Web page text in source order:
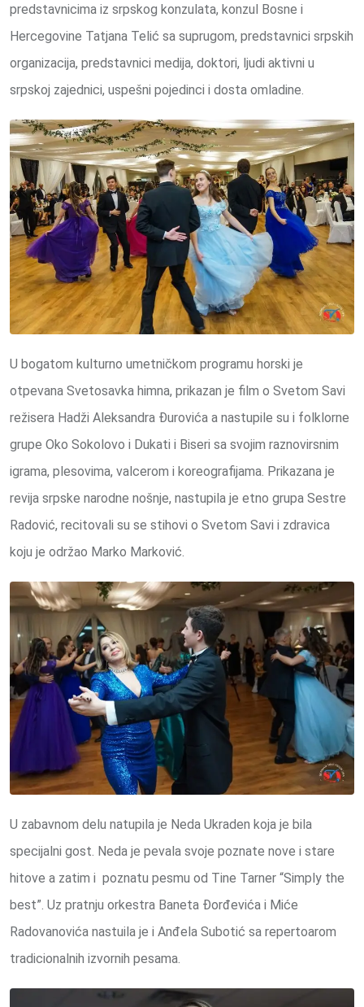
predstavnicima iz srpskog konzulata, konzul Bosne i
Hercegovine Tatjana Telić sa suprugom, predstavnici srpskih
organizacija, predstavnici medija, doktori, ljudi aktivni u
srpskoj zajednici, uspešni pojedinci i dosta omladine.
U bogatom kulturno umetničkom programu horski je
otpevana Svetosavka himna, prikazan je film o Svetom Savi
režisera Hadži Aleksandra Đurovića a nastupile su i folklorne
grupe Oko Sokolovo i Dukati i Biseri sa svojim raznovirsnim
igrama, plesovima, valcerom i koreografijama. Prikazana je
revija srpske narodne nošnje, nastupila je etno grupa Sestre
Radović, recitovali su se stihovi o Svetom Savi i zdravica
koju je održao Marko Marković.
U zabavnom delu natupila je Neda Ukraden koja je bila
specijalni gost. Neda je pevala svoje poznate nove i stare
hitove a zatim i poznatu pesmu od Tine Tarner “Simply the
best”. Uz pratnju orkestra Baneta Đorđevića i Miće
Radovanovića nastuila je i Anđela Subotić sa repertoarom
tradicionalnih izvornih pesama.